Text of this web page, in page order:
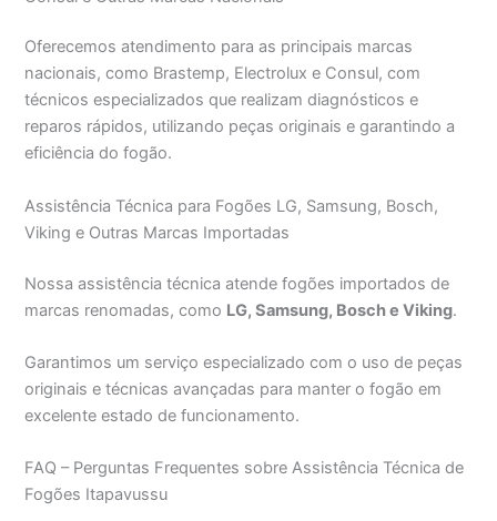
Oferecemos atendimento para as principais marcas
nacionais, como Brastemp, Electrolux e Consul, com
técnicos especializados que realizam diagnósticos e
reparos rápidos, utilizando peças originais e garantindo a
eficiência do fogão.
Assistência Técnica para Fogões LG, Samsung, Bosch,
Viking e Outras Marcas Importadas
Nossa assistência técnica atende fogões importados de
marcas renomadas, como LG, Samsung, Bosch e Viking.
Garantimos um serviço especializado com o uso de peças
originais e técnicas avançadas para manter o fogão em
excelente estado de funcionamento.
FAQ – Perguntas Frequentes sobre Assistência Técnica de
Fogões Itapavussu